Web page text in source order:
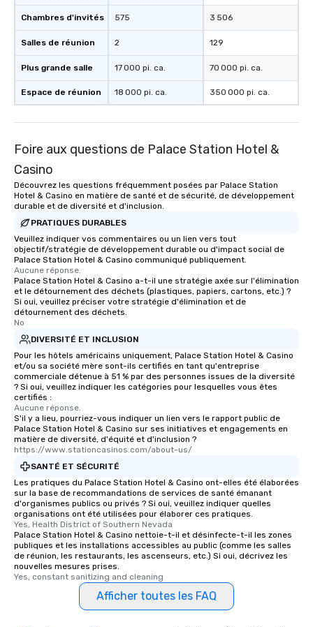
Chambres d'invités
Salles de réunion
Plus grande salle
Espace de réunion
575
2
17 000 pi. ca.
18 000 pi. ca.
3 506
129
70 000 pi. ca.
350 000 pi. ca.
Foire aux questions de Palace Station Hotel &
Casino
Découvrez les questions fréquemment posées par Palace Station
Hotel & Casino en matière de santé et de sécurité, de développement
durable et de diversité et d'inclusion.
PRATIQUES DURABLES
Veuillez indiquer vos commentaires ou un lien vers tout
objectif/stratégie de développement durable ou d'impact social de
Palace Station Hotel & Casino communiqué publiquement.
Aucune réponse.
Palace Station Hotel & Casino a-t-il une stratégie axée sur l'élimination
et le détournement des déchets (plastiques, papiers, cartons, etc.) ?
Si oui, veuillez préciser votre stratégie d'élimination et de
détournement des déchets.
No
DIVERSITÉ ET INCLUSION
Pour les hôtels américains uniquement, Palace Station Hotel & Casino
et/ou sa société mère sont-ils certifiés en tant qu'entreprise
commerciale détenue à 51 % par des personnes issues de la diversité
? Si oui, veuillez indiquer les catégories pour lesquelles vous êtes
certifiés :
Aucune réponse.
S'il y a lieu, pourriez-vous indiquer un lien vers le rapport public de
Palace Station Hotel & Casino sur ses initiatives et engagements en
matière de diversité, d'équité et d'inclusion ?
https://www.stationcasinos.com/about-us/
SANTÉ ET SÉCURITÉ
Les pratiques du Palace Station Hotel & Casino ont-elles été élaborées
sur la base de recommandations de services de santé émanant
d'organismes publics ou privés ? Si oui, veuillez indiquer quelles
organisations ont été utilisées pour élaborer ces pratiques.
Yes, Health District of Southern Nevada
Palace Station Hotel & Casino nettoie-t-il et désinfecte-t-il les zones
publiques et les installations accessibles au public (comme les salles
de réunion, les restaurants, les ascenseurs, etc.) Si oui, décrivez les
nouvelles mesures prises.
Yes, constant sanitizing and cleaning
Afficher toutes les FAQ